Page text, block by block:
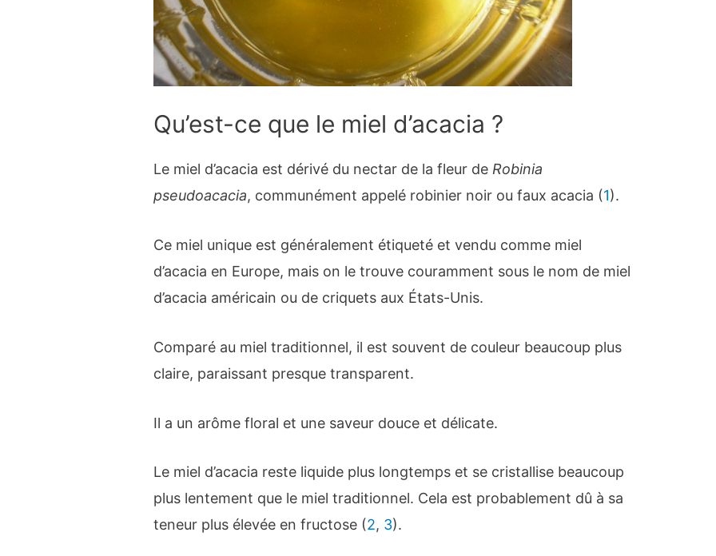
Qu’est-ce que le miel d’acacia ?
Le miel d’acacia est dérivé du nectar de la fleur deRobinia
pseudoacacia, communément appelé robinier noir ou faux acacia (1).
Ce miel unique est généralement étiqueté et vendu comme miel
d’acacia en Europe, mais on le trouve couramment sous le nom de miel
d’acacia américain ou de criquets aux États-Unis.
Comparé au miel traditionnel, il est souvent de couleur beaucoup plus
claire, paraissant presque transparent.
Il a un arôme floral et une saveur douce et délicate.
Le miel d’acacia reste liquide plus longtemps et se cristallise beaucoup
plus lentement que le miel traditionnel. Cela est probablement dû à sa
teneur plus élevée en fructose (2, 3).